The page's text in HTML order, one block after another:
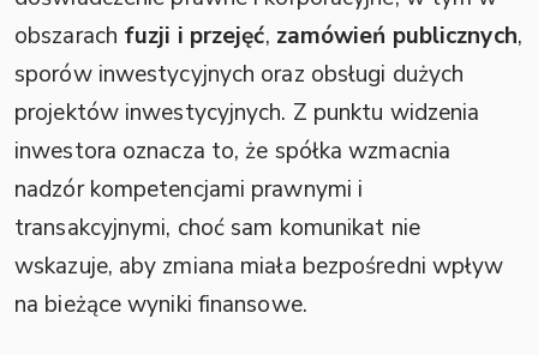
obszarach fuzji i przejęć, zamówień publicznych,
sporów inwestycyjnych oraz obsługi dużych
projektów inwestycyjnych. Z punktu widzenia
inwestora oznacza to, że spółka wzmacnia
nadzór kompetencjami prawnymi i
transakcyjnymi, choć sam komunikat nie
wskazuje, aby zmiana miała bezpośredni wpływ
na bieżące wyniki finansowe.